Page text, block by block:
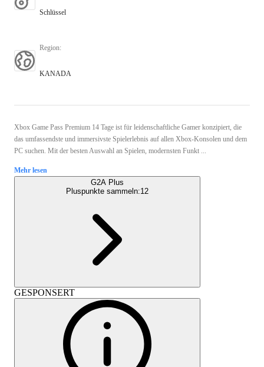
Schlüssel
Region:
KANADA
Xbox Game Pass Premium 14 Tage ist für leidenschaftliche Gamer konzipiert, die
das umfassendste und immersivste Spielerlebnis auf allen Xbox-Konsolen und dem
PC suchen. Mit der besten Auswahl an Spielen, modernsten Funkt ...
Mehr lesen
G2A Plus
Pluspunkte sammeln:12
GESPONSERT